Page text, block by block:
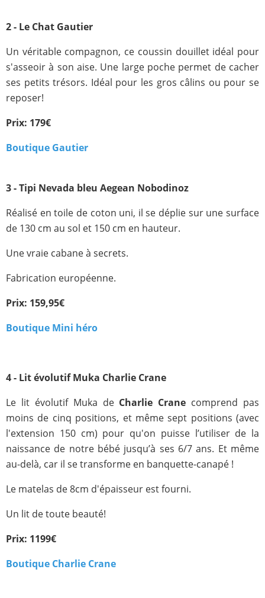
2 - Le Chat Gautier
Un véritable compagnon, ce coussin douillet idéal pour
s'asseoir à son aise. Une large poche permet de cacher
ses petits trésors. Idéal pour les gros câlins ou pour se
reposer!
Prix: 179€
Boutique Gautier
3 - Tipi Nevada bleu Aegean Nobodinoz
Réalisé en toile de coton uni, il se déplie sur une surface
de 130 cm au sol et 150 cm en hauteur.
Une vraie cabane à secrets.
Fabrication européenne.
Prix: 159,95€
Boutique Mini héro
4 - Lit évolutif Muka Charlie Crane
Le lit évolutif Muka de Charlie Crane comprend pas
moins de cinq positions, et même sept positions (avec
l'extension 150 cm) pour qu'on puisse l’utiliser de la
naissance de notre bébé jusqu’à ses 6/7 ans. Et même
au-delà, car il se transforme en banquette-canapé !
Le matelas de 8cm d'épaisseur est fourni.
Un lit de toute beauté!
Prix: 1199€
Boutique Charlie Crane